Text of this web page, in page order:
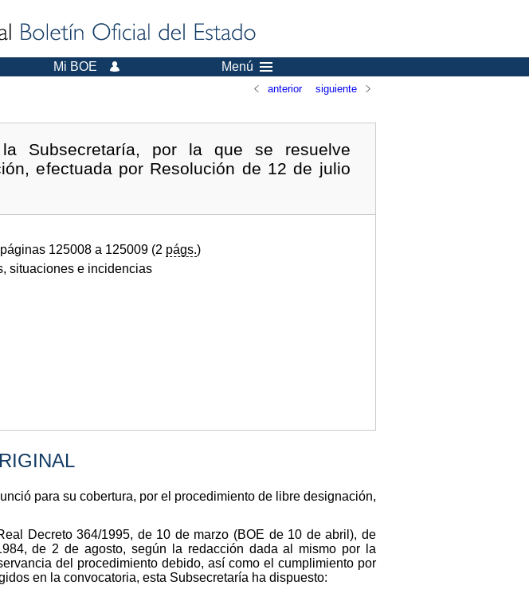
Mi BOE Menú
anterior siguiente
Subsecretaría, por la que se resuelve
efectuada por Resolución de 12 de julio
125008 a 125009 (2 págs.)
situaciones e incidencias
para su cobertura, por el procedimiento de libre designación,
Decreto 364/1995, de 10 de marzo (BOE de 10 de abril), de
de 2 de agosto, según la redacción dada al mismo por la
del procedimiento debido, así como el cumplimiento por
en la convocatoria, esta Subsecretaría ha dispuesto: